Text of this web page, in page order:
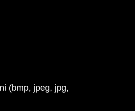
(bmp, jpeg, jpg,